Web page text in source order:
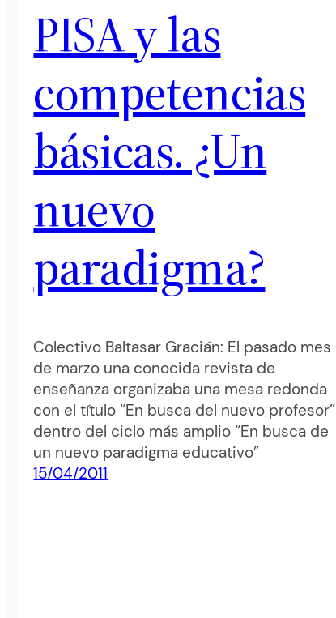
PISA y las
competencias
básicas. ¿Un
nuevo
paradigma?
Colectivo Baltasar Gracián: El pasado mes
de marzo una conocida revista de
enseñanza organizaba una mesa redonda
con el título “En busca del nuevo profesor”
dentro del ciclo más amplio “En busca de
un nuevo paradigma educativo”
15/04/2011